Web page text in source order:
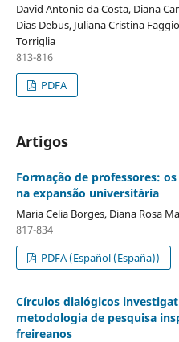
David Antonio da Costa, Diana
Dias Debus, Juliana Cristina
Torriglia
813-816
PDFA
Artigos
Formação de professores:
na expansão universitária
Maria Celia Borges, Diana Rosa
817-834
PDFA (Español (España))
Círculos dialógicos
metodologia de pesquisa
freireanos